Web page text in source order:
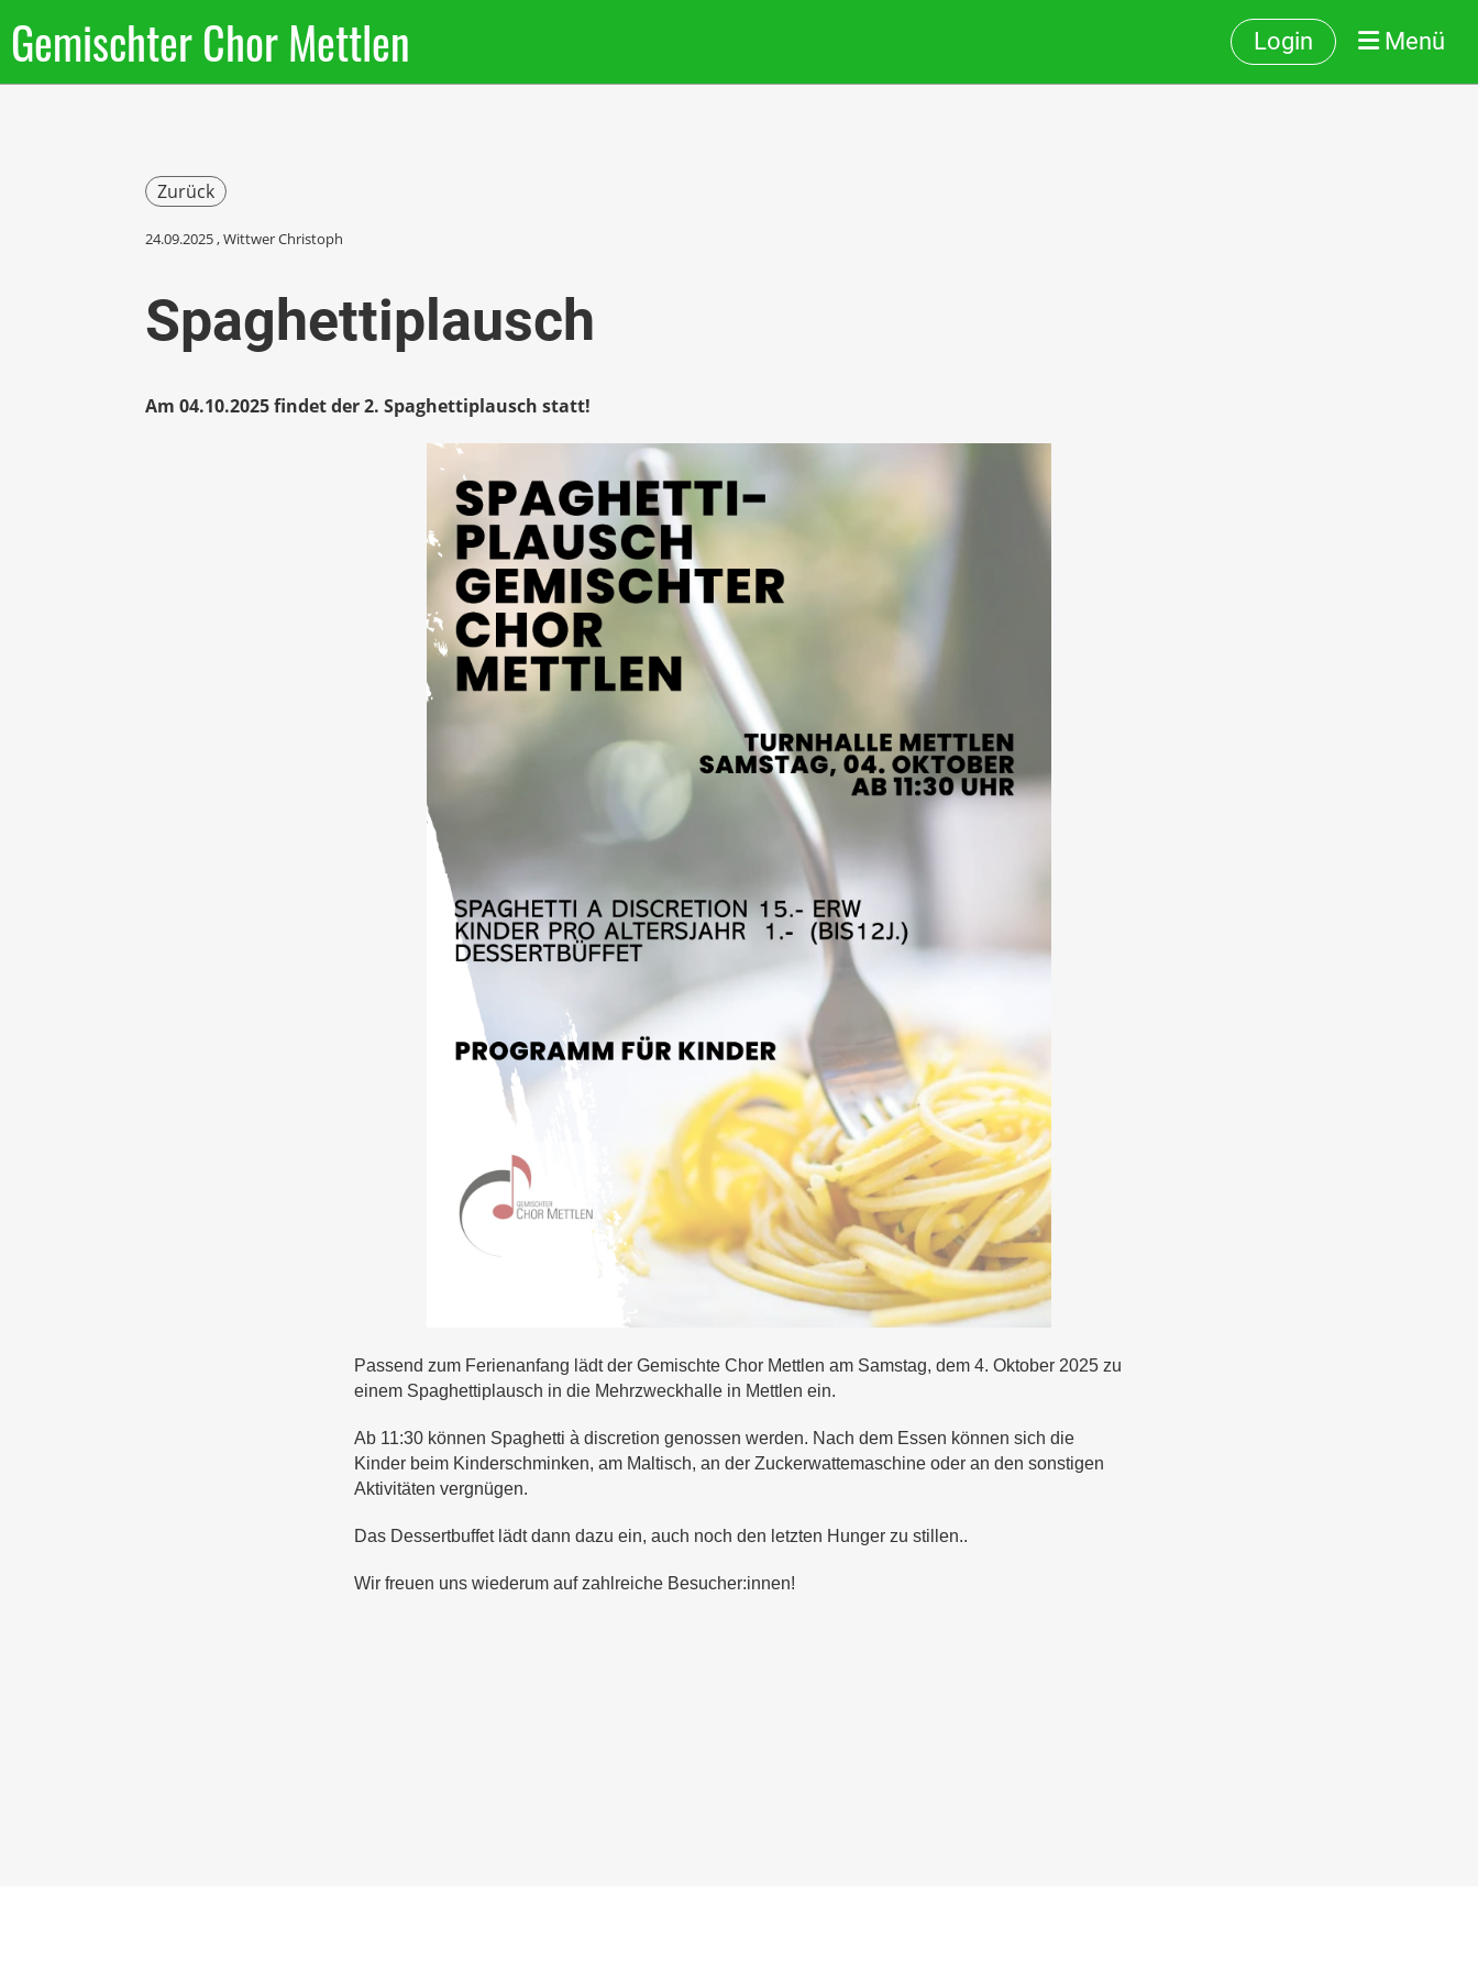
Gemischter Chor Mettlen Login Menü
Zurück
24.09.2025, Wittwer Christoph
Spaghettiplausch
Am 04.10.2025 findet der 2. Spaghettiplausch statt!
Passend zum Ferienanfang lädt der Gemischte Chor Mettlen am Samstag, dem 4. Oktober 2025 zu
einem Spaghettiplausch in die Mehrzweckhalle in Mettlen ein.
Ab 11:30 können Spaghetti à discretion genossen werden. Nach dem Essen können sich die
Kinder beim Kinderschminken, am Maltisch, an der Zuckerwattemaschine oder an den sonstigen
Aktivitäten vergnügen.
Das Dessertbuffet lädt dann dazu ein, auch noch den letzten Hunger zu stillen..
Wir freuen uns wiederum auf zahlreiche Besucher:innen!